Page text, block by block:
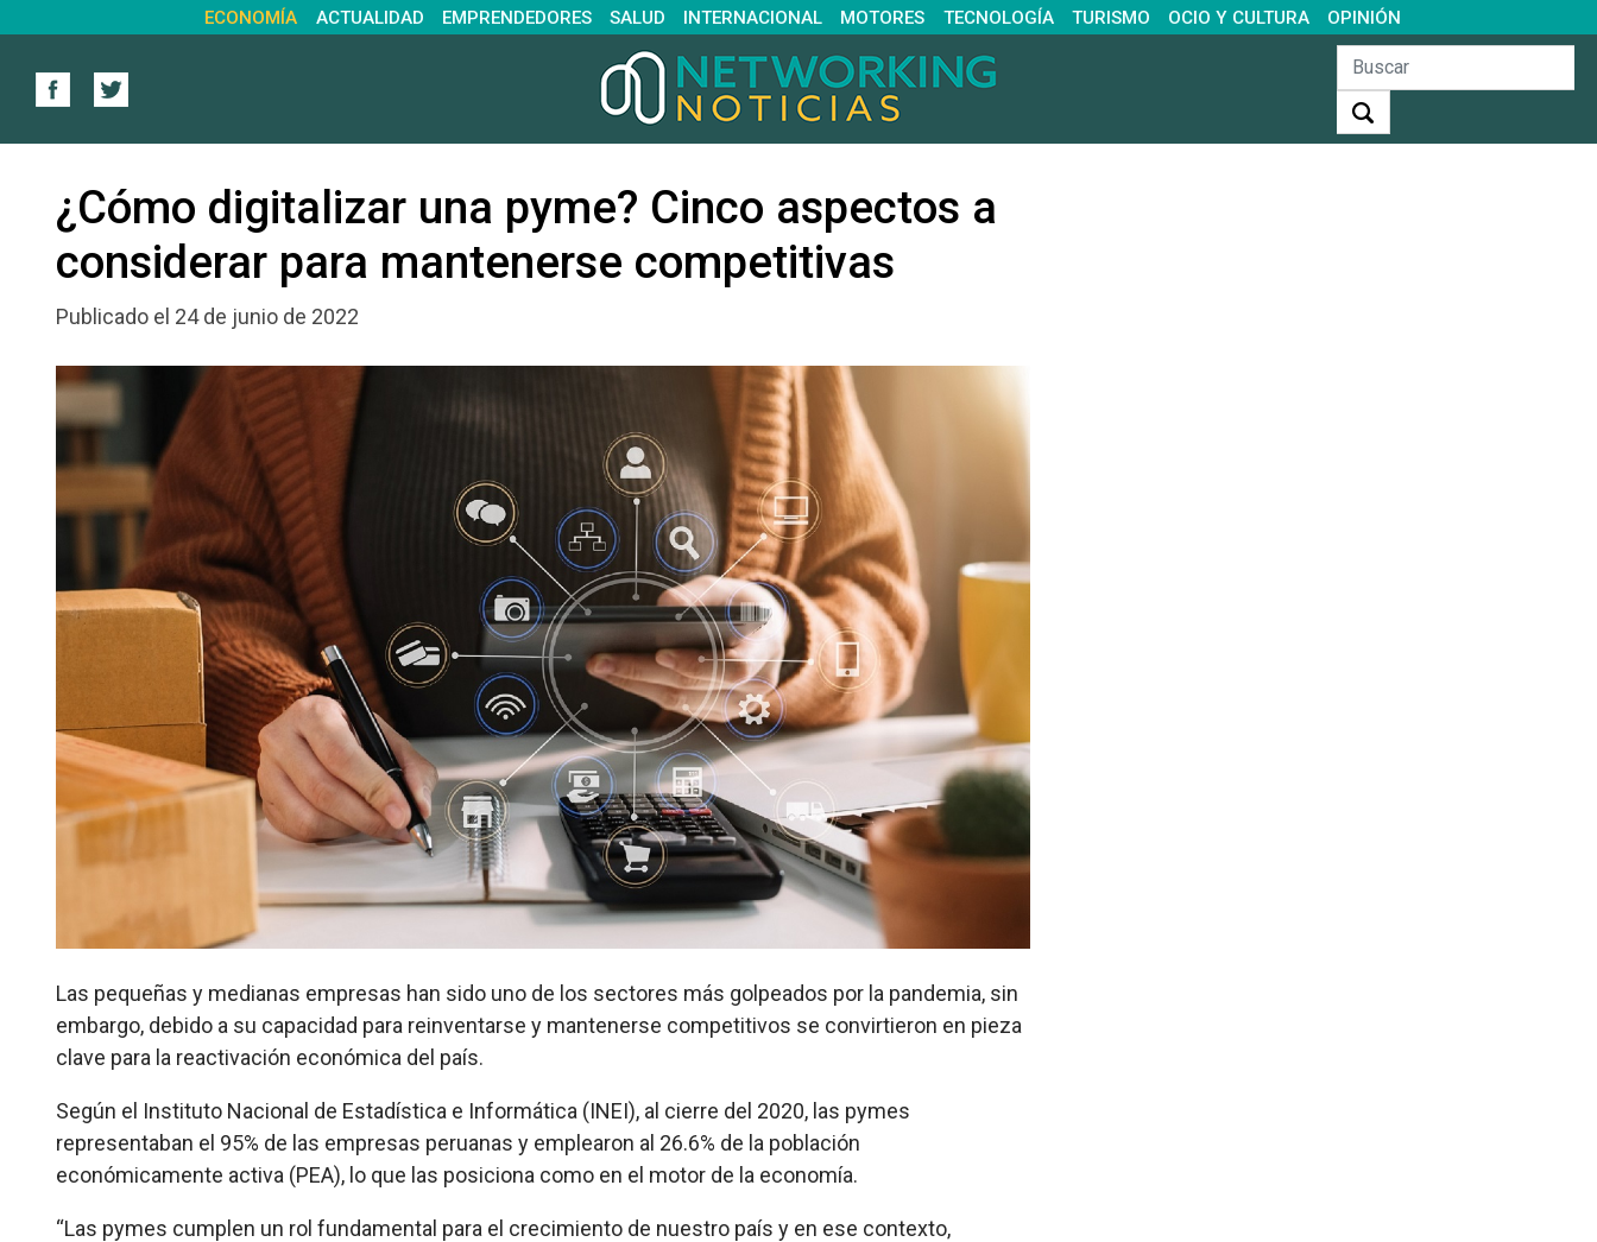
ECONOMÍA ACTUALIDAD EMPRENDEDORES SALUD INTERNACIONAL MOTORES TECNOLOGÍA TURISMO OCIO Y CULTURA OPINIÓN
¿Cómo digitalizar una pyme? Cinco aspectos a
considerar para mantenerse competitivas
Publicado el 24 de junio de 2022
Las pequeñas y medianas empresas han sido uno de los sectores más golpeados por la pandemia, sin
embargo, debido a su capacidad para reinventarse y mantenerse competitivos se convirtieron en pieza
clave para la reactivación económica del país.
Según el Instituto Nacional de Estadística e Informática (INEI), al cierre del 2020, las pymes
representaban el 95% de las empresas peruanas y emplearon al 26.6% de la población
económicamente activa (PEA), lo que las posiciona como en el motor de la economía.
“Las pymes cumplen un rol fundamental para el crecimiento de nuestro país y en ese contexto,